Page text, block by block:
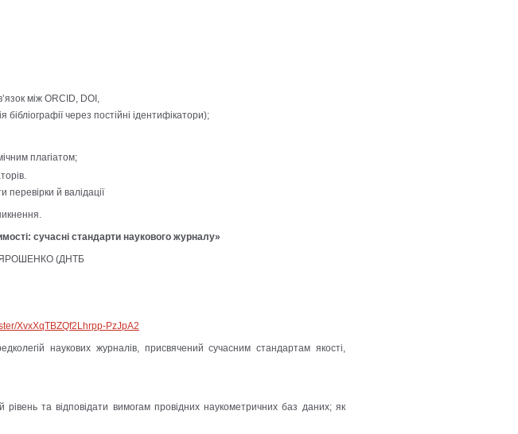
між ORCID, DOI,
через постійні ідентифікатори);
плагіатом;
перевірки й валідації
сучасні стандарти наукового журналу»
ЯРОШЕНКО (ДНТБ
XvxXqTBZQf2Lhrpp-PzJpA2
наукових журналів, присвячений сучасним стандартам якості,
та відповідати вимогам провідних наукометричних баз даних; як